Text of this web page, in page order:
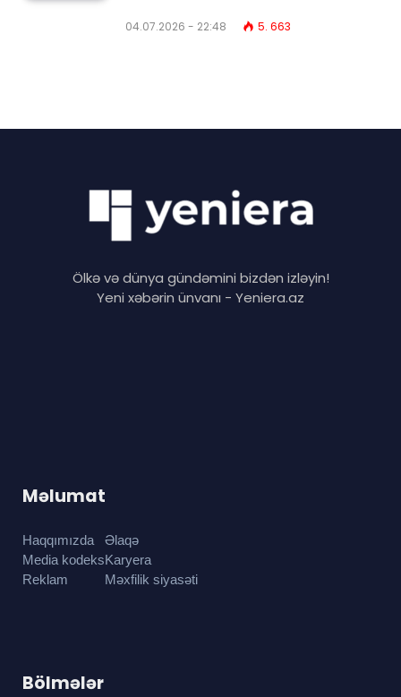
04.07.2026 - 22:48 5. 663
Ölkə və dünya gündəmini bizdən izləyin!
Yeni xəbərin ünvanı - Yeniera.az
Məlumat
Haqqımızda
Media kodeks
Reklam
Əlaqə
Karyera
Məxfilik siyasəti
Bölmələr